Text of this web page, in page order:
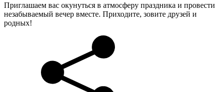
Приглашаем вас окунуться в атмосферу праздника и провести
незабываемый вечер вместе. Приходите, зовите друзей и
родных!